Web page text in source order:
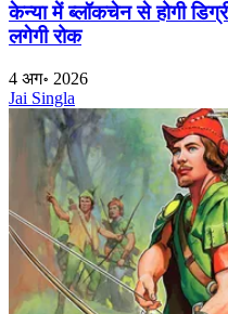
केन्या में ब्लॉकचेन से होगी
लगेगी रोक
4 अग॰ 2026
Jai Singla